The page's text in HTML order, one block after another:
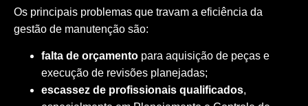
Os principais problemas que travam a eficiência da
gestão de manutenção são:
falta de orçamento para aquisição de peças e
execução de revisões planejadas;
escassez de profissionais qualificados,